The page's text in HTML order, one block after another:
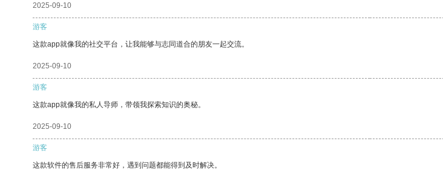
2025-09-10
游客
这款app就像我的社交平台，让我能够与志同道合的朋友一起交流。
2025-09-10
游客
这款app就像我的私人导师，带领我探索知识的奥秘。
2025-09-10
游客
这款软件的售后服务非常好，遇到问题都能得到及时解决。